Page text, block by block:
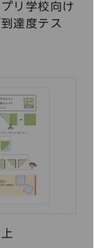
リ学校向け
達度テス